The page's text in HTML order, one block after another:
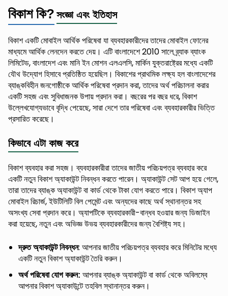
বিকাশ কি? সংজ্ঞা এবং ইতিহাস
বিকাশ একটি মোবাইল আর্থিক পরিষেবা যা ব্যবহারকারীদের তাদের মোবাইল ফোনের
মাধ্যমে আর্থিক লেনদেন করতে দেয়। এটি বাংলাদেশে 2010 সালে ব্র্যাক ব্যাংক
লিমিটেড, বাংলাদেশ এবং মানি ইন মোশন এলএলসি, মার্কিন যুক্তরাষ্ট্রের মধ্যে একটি
যৌথ উদ্যোগ হিসাবে প্রতিষ্ঠিত হয়েছিল। বিকাশের প্রাথমিক লক্ষ্য হল বাংলাদেশের
ব্যাঙ্কবিহীন জনগোষ্ঠীকে আর্থিক পরিষেবা প্রদান করা, তাদের অর্থ পরিচালনা করার
একটি সহজ এবং সুবিধাজনক উপায় প্রদান করা। বছরের পর বছর ধরে, বিকাশ
উল্লেখযোগ্যভাবে বৃদ্ধি পেয়েছে, সারা দেশে তার পরিষেবা এবং ব্যবহারকারীর ভিত্তি
প্রসারিত করেছে।
কিভাবে এটা কাজ করে
বিকাশ ব্যবহার করা সহজ। ব্যবহারকারীরা তাদের জাতীয় পরিচয়পত্র ব্যবহার করে
একটি নতুন বিকাশ অ্যাকাউন্ট নিবন্ধন করতে পারেন। অ্যাকাউন্ট সেট আপ হয়ে গেলে,
তারা তাদের ব্যাঙ্ক অ্যাকাউন্ট বা কার্ড থেকে টাকা যোগ করতে পারে। বিকাশ অ্যাপ
মোবাইল রিচার্জ, ইউটিলিটি বিল পেমেন্ট এবং অন্যদের কাছে অর্থ স্থানান্তর সহ
অসংখ্য সেবা প্রদান করে। অ্যাপটিকে ব্যবহারকারী-বান্ধব হওয়ার জন্য ডিজাইন
করা হয়েছে, নতুন এবং অভিজ্ঞ উভয় ব্যবহারকারীদের জন্য বৈশিষ্ট্য সহ।
দ্রুত অ্যাকাউন্ট নিবন্ধন: আপনার জাতীয় পরিচয়পত্র ব্যবহার করে মিনিটের মধ্যে
একটি নতুন বিকাশ অ্যাকাউন্ট তৈরি করুন।
অর্থ পরিষেবা যোগ করুন: আপনার ব্যাঙ্ক অ্যাকাউন্ট বা কার্ড থেকে অবিলম্বে
আপনার বিকাশ অ্যাকাউন্টে তহবিল স্থানান্তর করুন।